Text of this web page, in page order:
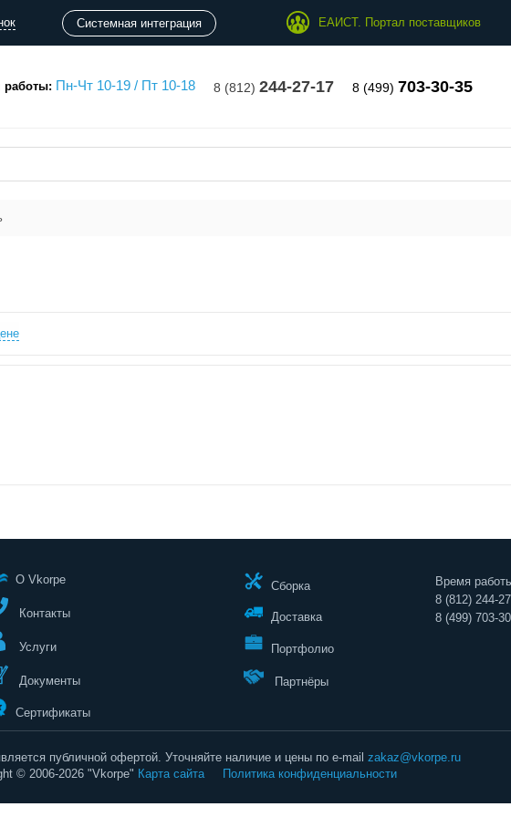
Системная интеграция ЕАИСТ. Портал поставщиков
работы: Пн-Чт 10-19 / Пт 10-18 8 (812) 244-27-17 8 (499) 703-30-35
О Vkorpe
Контакты
Услуги
Документы
Сертификаты
Сборка
Доставка
Портфолио
Партнёры
Время
8 (812) 244-
8 (499) 703-
публичной офертой. Уточняйте наличие и цены по e-mail zakaz@vkorpe.ru
© 2006-2026 "Vkorpe" Карта сайта Политика конфиденциальности